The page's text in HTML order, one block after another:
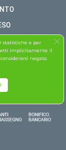
statistiche e per
implicitamente il
negato.